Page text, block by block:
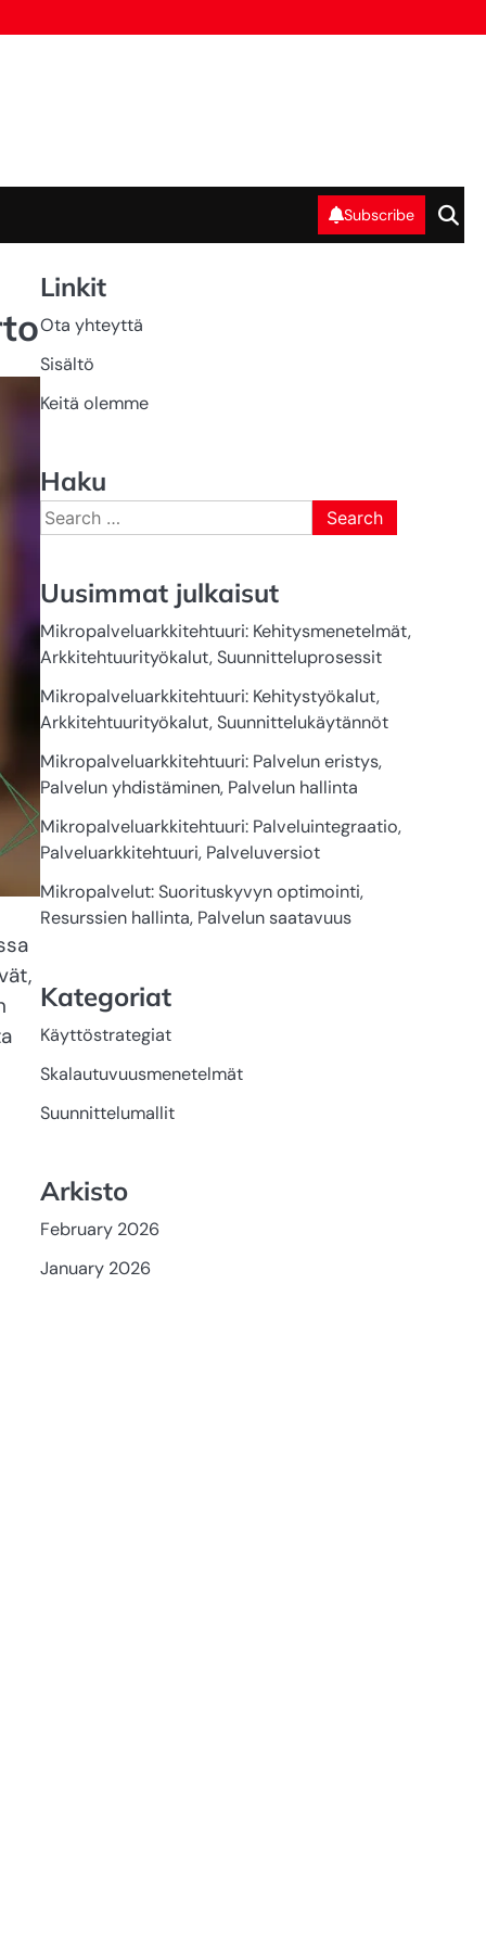
Subscribe
Linkit
Ota yhteyttä
Sisältö
Keitä olemme
Haku
Search
for:
Uusimmat julkaisut
Mikropalveluarkkitehtuuri: Kehitysmenetelmät,
Arkkitehtuurityökalut, Suunnitteluprosessit
Mikropalveluarkkitehtuuri: Kehitystyökalut,
Arkkitehtuurityökalut, Suunnittelukäytännöt
Mikropalveluarkkitehtuuri: Palvelun eristys,
Palvelun yhdistäminen, Palvelun hallinta
Mikropalveluarkkitehtuuri: Palveluintegraatio,
Palveluarkkitehtuuri, Palveluversiot
Mikropalvelut: Suorituskyvyn optimointi,
Resurssien hallinta, Palvelun saatavuus
Kategoriat
Käyttöstrategiat
Skalautuvuusmenetelmät
Suunnittelumallit
Arkisto
February 2026
January 2026